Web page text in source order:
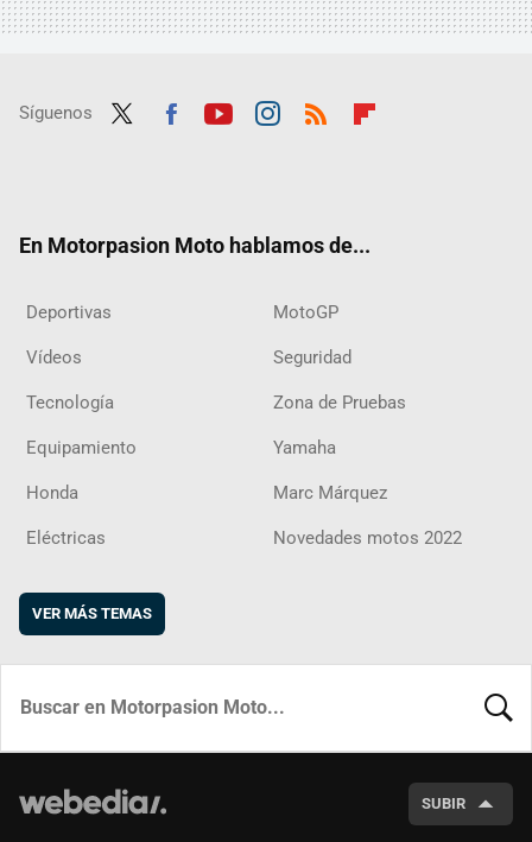
Síguenos
En Motorpasion Moto hablamos de...
Deportivas MotoGP
Vídeos Seguridad
Tecnología Zona de Pruebas
Equipamiento Yamaha
Honda Marc Márquez
Eléctricas Novedades motos 2022
VER MÁS TEMAS
SUBIR